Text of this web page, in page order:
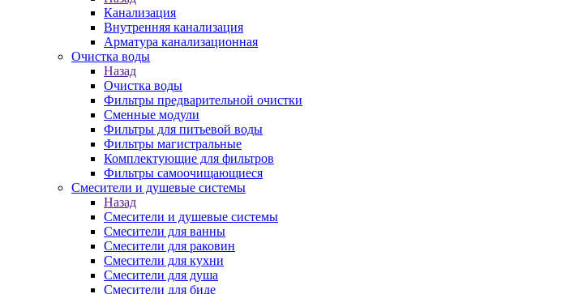
Канализация
Внутренняя канализация
Арматура канализационная
Очистка воды
Назад
Очистка воды
Фильтры предварительной очистки
Сменные модули
Фильтры для питьевой воды
Фильтры магистральные
Комплектующие для фильтров
Фильтры самоочищающиеся
Смесители и душевые системы
Назад
Смесители и душевые системы
Смесители для ванны
Смесители для раковин
Смесители для кухни
Смесители для душа
Смесители для биде